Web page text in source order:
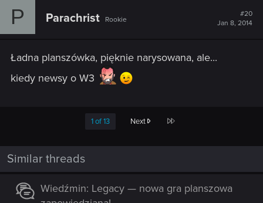
P Parachrist Rookie
#20
Jan 8, 2014
Ładna planszówka, pięknie narysowana, ale...
kiedy newsy o W3
1 of 13 Next Last
Similar threads
Wiedźmin: Legacy — nowa gra planszowa